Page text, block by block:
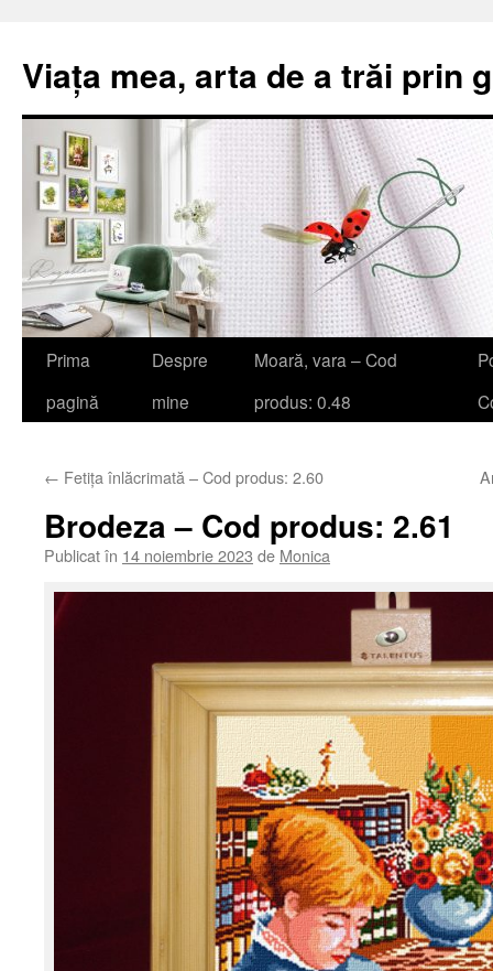
Viața mea, arta de a trăi prin
Sari
Prima
pagină
Despre
mine
Moară, vara – Cod
produs: 0.48
← Fetița înlăcrimată – Cod produs: 2.60
Brodeza – Cod produs: 2.61
Publicat în 14 noiembrie 2023 de Monica